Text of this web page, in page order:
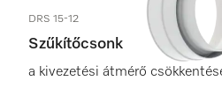
DRS 15-12
Szűkítőcsonk
a kivezetési átmérő